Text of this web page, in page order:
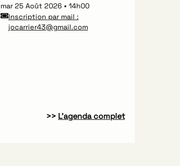
mar 25 Août 2026
14h00
Inscription par mail :
jocarrier43@gmail.com
>> L’agenda complet